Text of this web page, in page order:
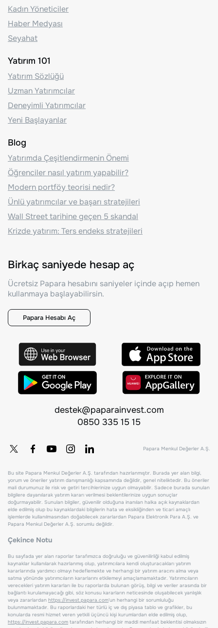
Kadın Yöneticiler
Haber Medyası
Seyahat
Yatırım 101
Yatırım Sözlüğü
Uzman Yatırımcılar
Deneyimli Yatırımcılar
Yeni Başlayanlar
Blog
Yatırımda Çeşitlendirmenin Önemi
Öğrenciler nasıl yatırım yapabilir?
Modern portföy teorisi nedir?
Ünlü yatırımcılar ve başarı stratejileri
Wall Street tarihine geçen 5 skandal
Krizde yatırım: Ters endeks stratejileri
Birkaç saniyede hesap aç
Ücretsiz Papara hesabını saniyeler içinde açıp hemen
kullanmaya başlayabilirsin.
Papara Hesabı Aç
destek@paparainvest.com
0850 335 15 15
Papara Menkul Değerler A.Ş.
Bu site Papara Menkul Değerler A.Ş. tarafından hazırlanmıştır. Burada yer alan bilgi,
yorum ve öneriler yatırım danışmanlığı kapsamında değildir, genel niteliktedir. Bu öneriler
mali durumunuz ile risk ve getiri tercihlerinize uygun olmayabilir. Sadece burada sunulan
bilgilere dayanılarak yatırım kararı verilmesi beklentilerinize uygun sonuçlar
doğurmayabilir. Sunulan bilgiler, güvenilir olduğuna inanılan halka açık kaynaklardan
elde edilmiş olup bu kaynaklardaki bilgilerin hata ve eksikliğinden ve ticari amaçlı
işlemlerde kullanılmasından doğabilecek zararlardan Papara Elektronik Para A.Ş. ve
Papara Menkul Değerler A.Ş. sorumlu değildir.
Çekince Notu
Bu sayfada yer alan raporlar tarafımızca doğruluğu ve güvenilirliği kabul edilmiş
kaynaklar kullanılarak hazırlanmış olup, yatırımcılara kendi oluşturacakları yatırım
kararlarında yardımcı olmayı hedeflemekte ve herhangi bir yatırım aracını alma veya
satma yönünde yatırımcıların kararlarını etkilemeyi amaçlamamaktadır. Yatırımcıların
verecekleri yatırım kararları ile bu raporlarda bulunan görüş, bilgi ve veriler arasında bir
bağlantı kurulamayacağı gibi, söz konusu kararların neticesinde oluşabilecek yanlışlık
veya zararlardan https://invest.papara.com'un herhangi bir sorumluluğu
bulunmamaktadır. Bu raporlardaki her türlü iç ve dış piyasa tablo ve grafikler, bu
konularda resmi hizmet veren yetkili üçüncü kişi kurumlardan elde edilmiş olup,
https://invest.papara.com tarafından herhangi bir maddi menfaat beklentisi olmaksızın